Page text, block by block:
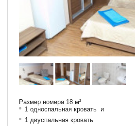
Размер номера 18 м²
1 односпальная кровать и
1 двуспальная кровать